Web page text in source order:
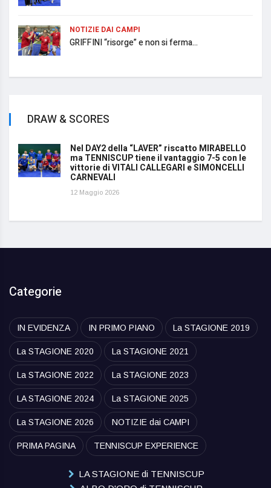
NOTIZIE DAI CAMPI
GRIFFINI “risorge” e non si ferma...
DRAW & SCORES
Nel DAY2 della “LAVER” riscatto MIRABELLO
ma TENNISCUP tiene il vantaggio 7-5 con le
vittorie di VITALI CALLEGARI e SIMONCELLI
CARNEVALI
12 Maggio 2026
Categorie
IN EVIDENZA IN PRIMO PIANO La STAGIONE 2019
La STAGIONE 2020 La STAGIONE 2021
La STAGIONE 2022 La STAGIONE 2023
LA STAGIONE 2024 La STAGIONE 2025
La STAGIONE 2026 NOTIZIE dai CAMPI
PRIMA PAGINA TENNISCUP EXPERIENCE
LA STAGIONE di TENNISCUP